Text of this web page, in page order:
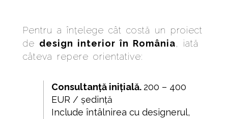
Pentru a înțelege cât costă un proiect
de design interior în România, iată
câteva repere orientative:
Consultanță inițială. 200 – 400
EUR / ședință
Include întâlnirea cu designerul,